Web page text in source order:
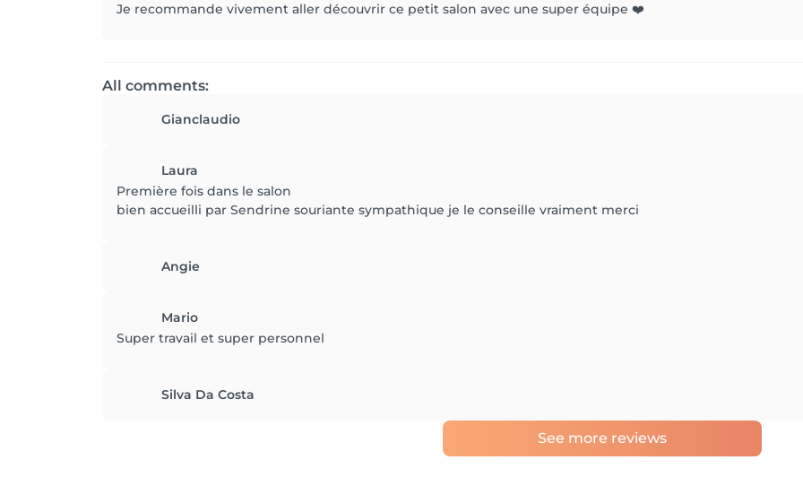
Je recommande vivement aller découvrir ce petit salon avec une super équipe ❤️
All comments:
Gianclaudio
Laura
Première fois dans le salon
bien accueilli par Sendrine souriante sympathique je le conseille vraiment merci
Angie
Mario
Super travail et super personnel
Silva Da Costa
See more reviews